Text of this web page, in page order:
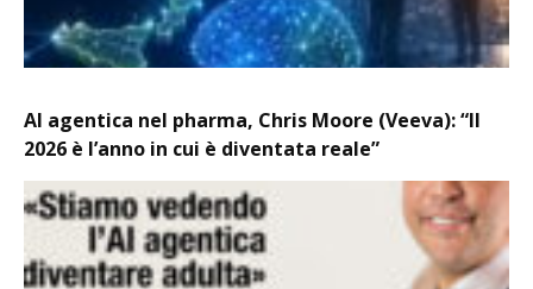
AI agentica nel pharma, Chris Moore (Veeva): “Il
2026 è l’anno in cui è diventata reale”